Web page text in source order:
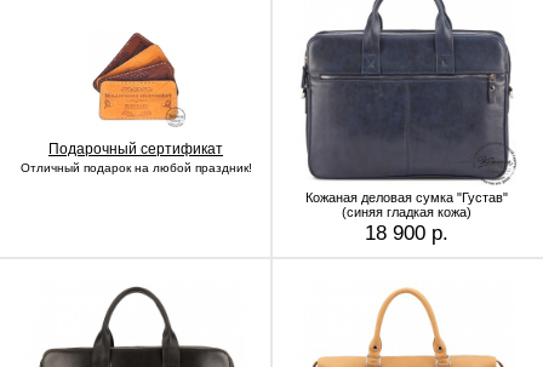
Подарочный сертификат
Отличный подарок на любой праздник!
Кожаная деловая сумка "Густав"
(синяя гладкая кожа)
18 900 р.